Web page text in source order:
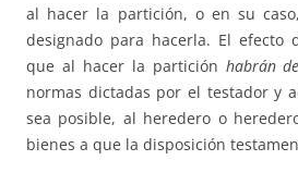
al hacer la partición, o en su
designado para hacerla. El efecto
que al hacer la partición habrán
normas dictadas por el testador y
sea posible, al heredero o
bienes a que la disposición